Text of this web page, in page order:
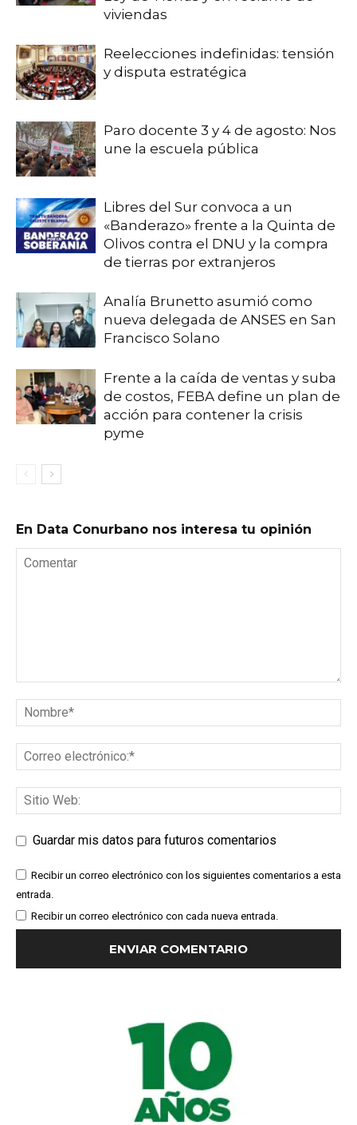
viviendas
Reelecciones indefinidas: tensión
y disputa estratégica
Paro docente 3 y 4 de agosto: Nos
une la escuela pública
Libres del Sur convoca a un
«Banderazo» frente a la Quinta de
Olivos contra el DNU y la compra
de tierras por extranjeros
Analía Brunetto asumió como
nueva delegada de ANSES en San
Francisco Solano
Frente a la caída de ventas y suba
de costos, FEBA define un plan de
acción para contener la crisis
pyme
En Data Conurbano nos interesa tu opinión
Guardar mis datos para futuros comentarios
Recibir un correo electrónico con los siguientes comentarios a esta
entrada.
Recibir un correo electrónico con cada nueva entrada.